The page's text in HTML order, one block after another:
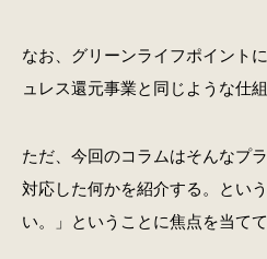
なお、グリーンライフポイント
ュレス還元事業と同じような仕
ただ、今回のコラムはそんなプ
対応した何かを紹介する。とい
い。」ということに焦点を当て